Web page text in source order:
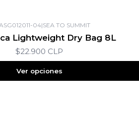
04|SEA TO SUMMIT
Lightweight Dry Bag 8L
$22.900 CLP
Ver opciones